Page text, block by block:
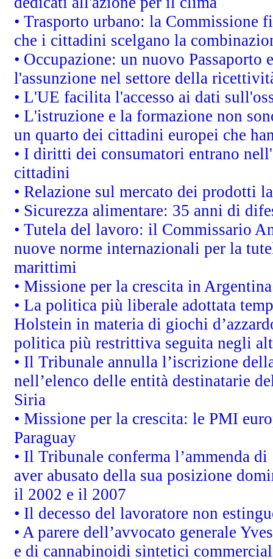
• Trasporto urbano: la Commissione
che i cittadini scelgano la
• Occupazione: un nuovo Passaporto
l'assunzione nel settore della
• L'UE facilita l'accesso ai dati
• L'istruzione e la formazione non
un quarto dei cittadini europei che
• I diritti dei consumatori entrano
cittadini
• Relazione sul mercato dei prodotti
• Sicurezza alimentare: 35 anni di
• Tutela del lavoro: il Commissario
nuove norme internazionali per la
marittimi
• Missione per la crescita in
• La politica più liberale adottata
Holstein in materia di giochi
politica più restrittiva seguita negli
• Il Tribunale annulla l’iscrizione
nell’elenco delle entità destinatarie
Siria
• Missione per la crescita: le PMI
Paraguay
• Il Tribunale conferma l’ammenda
aver abusato della sua posizione
il 2002 e il 2007
• Il decesso del lavoratore non
• A parere dell’avvocato generale
e di cannabinoidi sintetici